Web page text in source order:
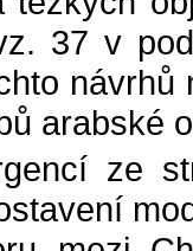
37 v
arabské
ze